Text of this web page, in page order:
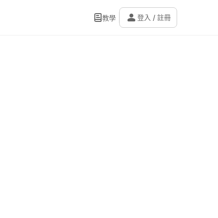
教學 person 登入 / 註冊